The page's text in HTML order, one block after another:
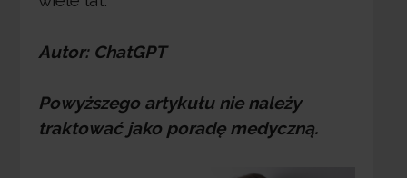
Autor: ChatGPT
Powyższego artykułu nie należy
traktować jako poradę medyczną.